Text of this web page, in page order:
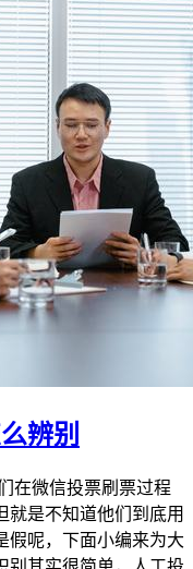
辨别
在微信投票刷票过程
就是不知道他们到底用
假呢，下面小编来为大